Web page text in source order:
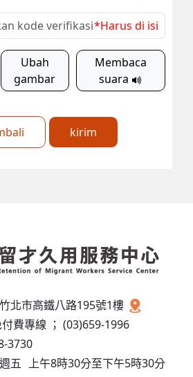
*Harus di isi
Ubah
gambar
Membaca
suara
kirim
北市高鐵八路195號1樓
費專線 ； (03)659-1996
3730
五 上午8時30分至下午5時30分